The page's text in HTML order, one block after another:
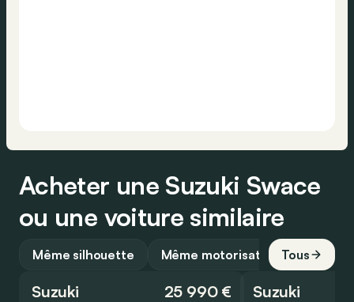
Acheter une Suzuki Swace
ou une voiture similaire
Même silhouette Même motorisation Tous
Suzuki
25 990 €
Suzuki